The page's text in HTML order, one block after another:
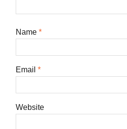
Name *
Email *
Website